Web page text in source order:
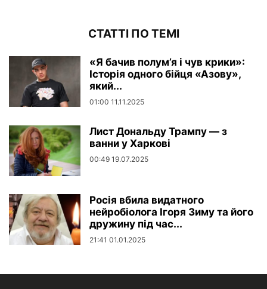
СТАТТІ ПО ТЕМІ
«Я бачив полум’я і чув крики»:
Історія одного бійця «Азову»,
який...
01:00 11.11.2025
Лист Дональду Трампу — з
ванни у Харкові
00:49 19.07.2025
Росія вбила видатного
нейробіолога Ігоря Зиму та його
дружину під час...
21:41 01.01.2025